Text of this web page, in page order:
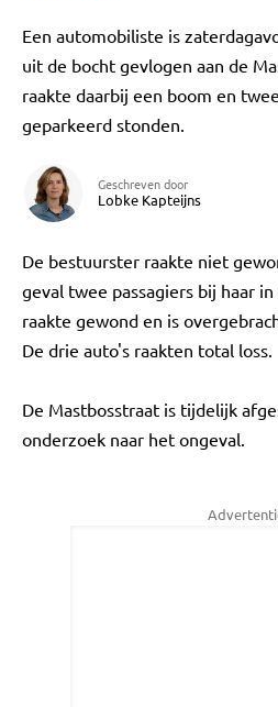
Een automobiliste is
uit de bocht gevlogen aan de
raakte daarbij een boom en
geparkeerd stonden.
Geschreven door
Lobke Kapteijns
De bestuurster raakte niet
geval twee passagiers bij haar
raakte gewond en is
De drie auto's raakten total loss.
De Mastbosstraat is tijdelijk
onderzoek naar het ongeval.